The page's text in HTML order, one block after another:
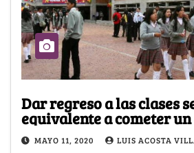
Dar regreso a las clases
equivalente a cometer
MAYO 11, 2020 LUIS ACOSTA